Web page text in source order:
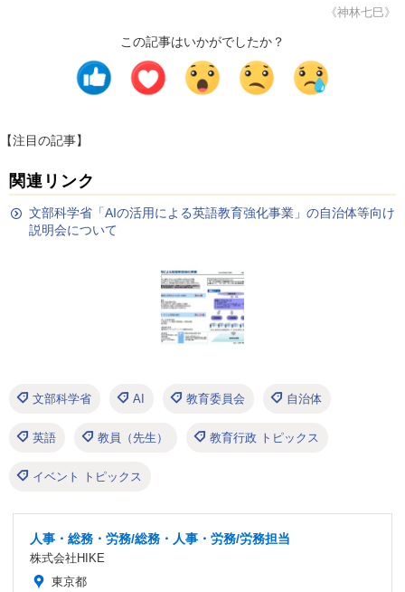
《神林七巳》
この記事はいかがでしたか？
【注目の記事】
関連リンク
文部科学省「AIの活用による英語教育強化事業」の自治体等向け
説明会について
文部科学省 AI 教育委員会 自治体
英語 教員（先生） 教育行政 トピックス
イベント トピックス
人事・総務・労務/総務・人事・労務/労務担当
株式会社HIKE
東京都